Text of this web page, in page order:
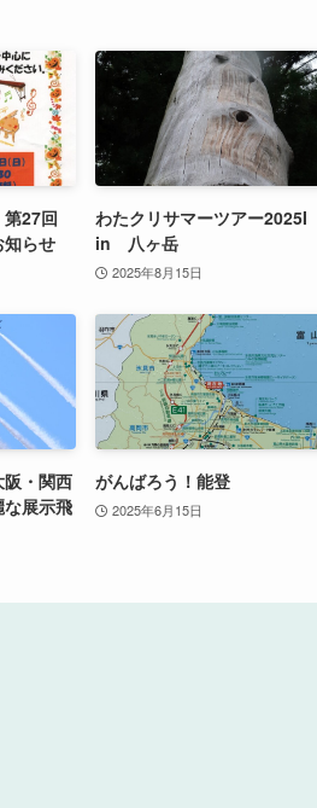
第27回
らせ
わたクリサマーツアー2025I
in 八ヶ岳
2025年8月15日
・関西
展示飛
がんばろう！能登
2025年6月15日